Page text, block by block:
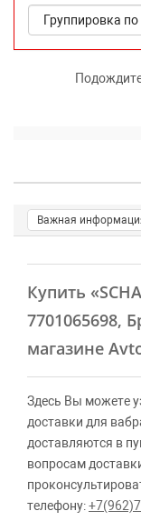
Важная
Купить
7701065698,
магазине
Здесь Вы можете
доставки для
доставляются в
вопросам
телефону: